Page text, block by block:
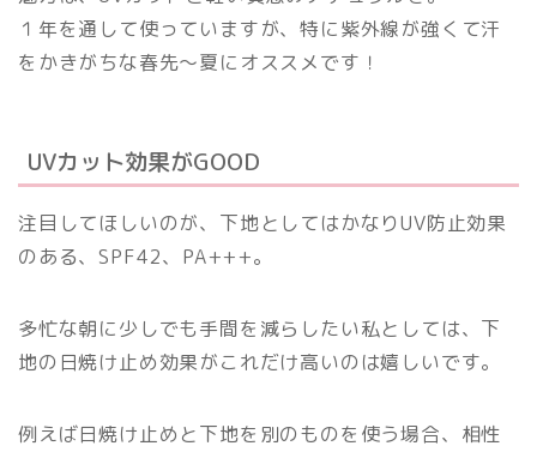
１年を通して使っていますが、特に紫外線が強くて汗
をかきがちな春先〜夏にオススメです！
UVカット効果がGOOD
注目してほしいのが、下地としてはかなりUV防止効果
のある、SPF42、PA+++。
多忙な朝に少しでも手間を減らしたい私としては、下
地の日焼け止め効果がこれだけ高いのは嬉しいです。
例えば日焼け止めと下地を別のものを使う場合、相性